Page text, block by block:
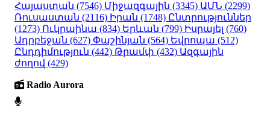
Հայաստան (7546) Միջազգային (3345) ԱՄՆ (2299)
Ռուսաստան (2116) Իրան (1748) Ընտրություններ
(1273) Ուկրաինա (834) Երևան (799) Իսրայել (760)
Ադրբեջան (627) Փաշինյան (564) Եվրոպա (512)
Ընդդիմություն (442) Թրամփ (432) Ազգային
ժողով (429)
Radio Aurora